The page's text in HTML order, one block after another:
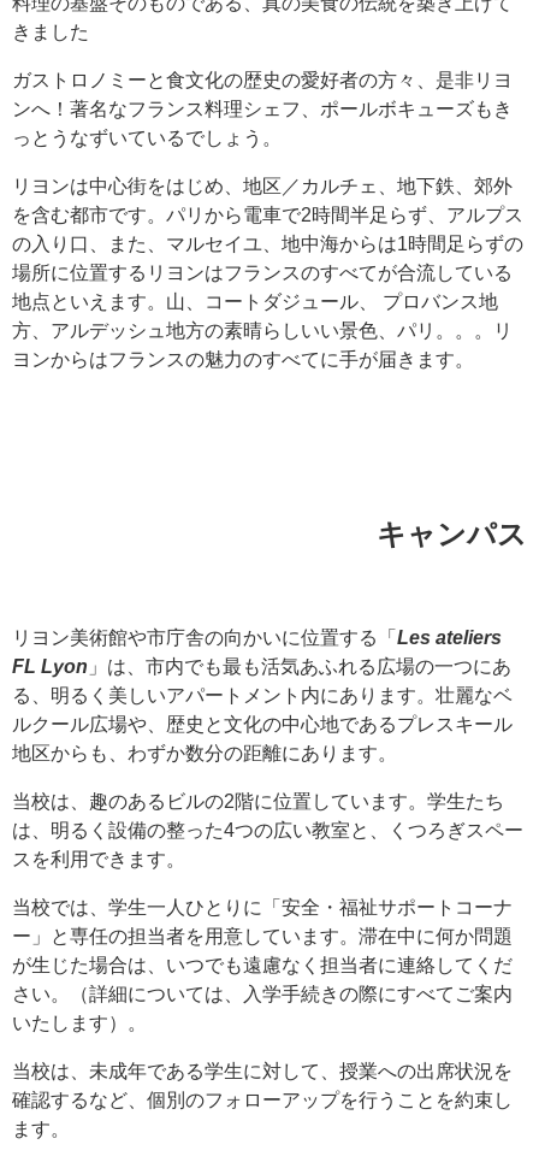
きました
ガストロノミーと食文化の歴史の愛好者の方々、是非リヨ
ンへ！著名なフランス料理シェフ、ポールボキューズもき
っとうなずいているでしょう。
リヨンは中心街をはじめ、地区／カルチェ、地下鉄、郊外
を含む都市です。パリから電車で2時間半足らず、アルプス
の入り口、また、マルセイユ、地中海からは1時間足らずの
場所に位置するリヨンはフランスのすべてが合流している
地点といえます。山、コートダジュール、 プロバンス地
方、アルデッシュ地方の素晴らしいい景色、パリ。。。リ
ヨンからはフランスの魅力のすべてに手が届きます。
キャンパス
リヨン美術館や市庁舎の向かいに位置する「 Les ateliers
FL Lyon 」は、市内でも最も活気あふれる広場の一つにあ
る、明るく美しいアパートメント内にあります。壮麗なベ
ルクール広場や、歴史と文化の中心地であるプレスキール
地区からも、わずか数分の距離にあります。
当校は、趣のあるビルの2階に位置しています。学生たち
は、明るく設備の整った4つの広い教室と、くつろぎスペー
スを利用できます。
当校では、学生一人ひとりに「安全・福祉サポートコーナ
ー」と専任の担当者を用意しています。滞在中に何か問題
が生じた場合は、いつでも遠慮なく担当者に連絡してくだ
さい。（詳細については、入学手続きの際にすべてご案内
いたします）。
当校は、未成年である学生に対して、授業への出席状況を
確認するなど、個別のフォローアップを行うことを約束し
ます。